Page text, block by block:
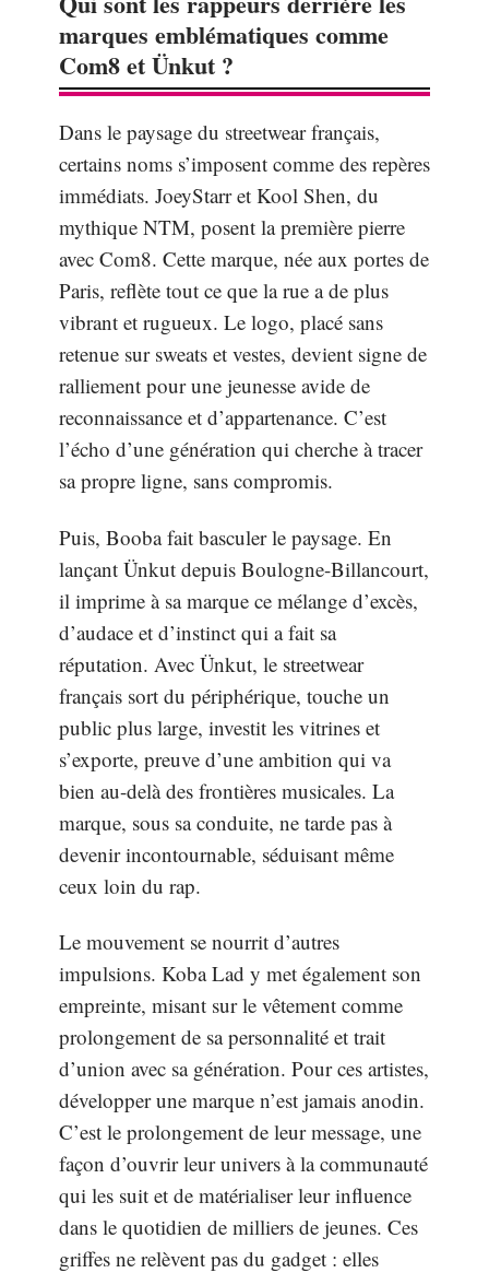
marques emblématiques comme
Com8 et Ünkut ?
Dans le paysage du streetwear français,
certains noms s’imposent comme des repères
immédiats. JoeyStarr et Kool Shen, du
mythique NTM, posent la première pierre
avec Com8. Cette marque, née aux portes de
Paris, reflète tout ce que la rue a de plus
vibrant et rugueux. Le logo, placé sans
retenue sur sweats et vestes, devient signe de
ralliement pour une jeunesse avide de
reconnaissance et d’appartenance. C’est
l’écho d’une génération qui cherche à tracer
sa propre ligne, sans compromis.
Puis, Booba fait basculer le paysage. En
lançant Ünkut depuis Boulogne-Billancourt,
il imprime à sa marque ce mélange d’excès,
d’audace et d’instinct qui a fait sa
réputation. Avec Ünkut, le streetwear
français sort du périphérique, touche un
public plus large, investit les vitrines et
s’exporte, preuve d’une ambition qui va
bien au-delà des frontières musicales. La
marque, sous sa conduite, ne tarde pas à
devenir incontournable, séduisant même
ceux loin du rap.
Le mouvement se nourrit d’autres
impulsions. Koba Lad y met également son
empreinte, misant sur le vêtement comme
prolongement de sa personnalité et trait
d’union avec sa génération. Pour ces artistes,
développer une marque n’est jamais anodin.
C’est le prolongement de leur message, une
façon d’ouvrir leur univers à la communauté
qui les suit et de matérialiser leur influence
dans le quotidien de milliers de jeunes. Ces
griffes ne relèvent pas du gadget : elles